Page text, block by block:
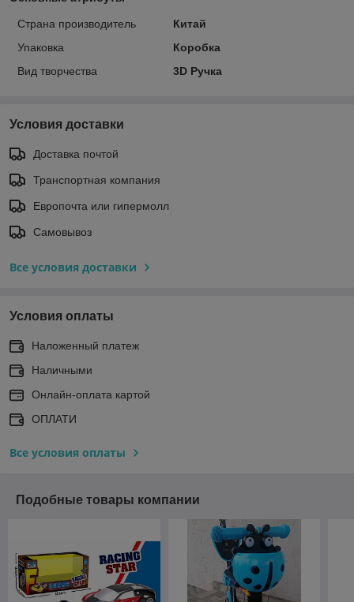
Страна производитель
Китай
Упаковка
Коробка
Вид творчества
3D Ручка
Условия доставки
Доставка почтой
Транспортная компания
Европочта или гипермолл
Самовывоз
Все условия доставки
Условия оплаты
Наложенный платеж
Наличными
Онлайн-оплата картой
ОПЛАТИ
Все условия оплаты
Подобные товары компании